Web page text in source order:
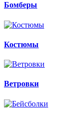
Бомберы
Костюмы
Ветровки